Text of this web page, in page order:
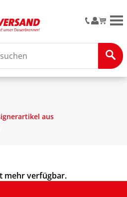
aus
mehr verfügbar.